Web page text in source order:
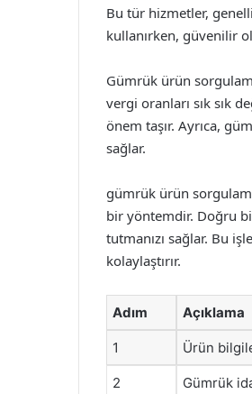
Bu tür hizmetler,
kullanırken, güvenilir
Gümrük ürün
vergi oranları sık sık
önem taşır. Ayrıca,
sağlar.
gümrük ürün
bir yöntemdir. Doğru
tutmanızı sağlar. Bu
kolaylaştırır.
Adım Açıklama
1 Ürün
2 Gümrük